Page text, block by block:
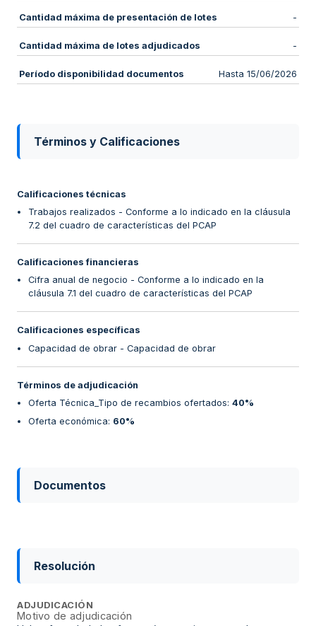
Cantidad máxima de presentación de lotes -
Cantidad máxima de lotes adjudicados -
Período disponibilidad documentos Hasta 15/06/2026
Términos y Calificaciones
Calificaciones técnicas
Trabajos realizados - Conforme a lo indicado en la cláusula
7.2 del cuadro de características del PCAP
Calificaciones financieras
Cifra anual de negocio - Conforme a lo indicado en la
cláusula 7.1 del cuadro de características del PCAP
Calificaciones específicas
Capacidad de obrar - Capacidad de obrar
Términos de adjudicación
Oferta Técnica_Tipo de recambios ofertados: 40%
Oferta económica: 60%
Documentos
Resolución
ADJUDICACIÓN
Motivo de adjudicación